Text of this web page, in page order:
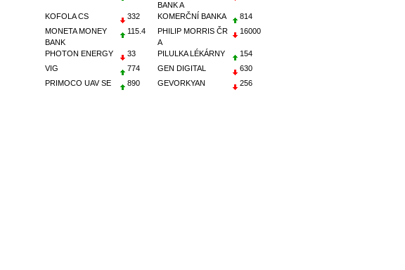
BANK A
KOFOLA CS 332 KOMERČNÍ BANKA
814
MONETA MONEY
BANK
115.4
PHILIP MORRIS ČR
A
16000
PHOTON ENERGY 33 PILULKA LÉKÁRNY
154
VIG
774 GEN DIGITAL
630
PRIMOCO UAV SE
890 GEVORKYAN 256